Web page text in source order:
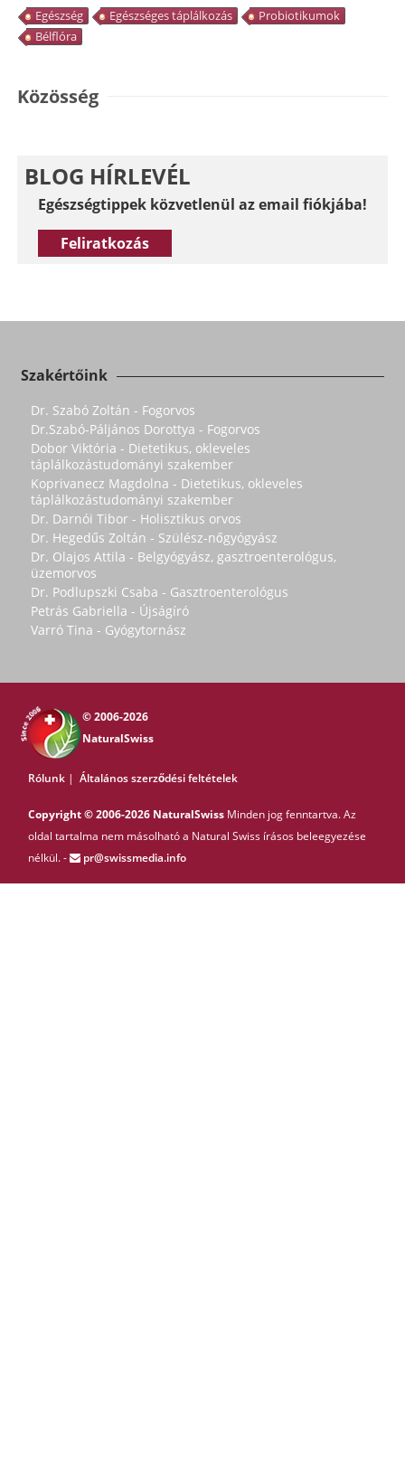
Egészség Egészséges táplálkozás
Probiotikumok
Bélflóra
Közösség
BLOG HÍRLEVÉL
Egészségtippek közvetlenül az email fiókjába!
Feliratkozás
Szakértőink
Dr. Szabó Zoltán - Fogorvos
Dr.Szabó-Páljános Dorottya - Fogorvos
Dobor Viktória - Dietetikus, okleveles
táplálkozástudományi szakember
Koprivanecz Magdolna - Dietetikus, okleveles
táplálkozástudományi szakember
Dr. Darnói Tibor - Holisztikus orvos
Dr. Hegedűs Zoltán - Szülész-nőgyógyász
Dr. Olajos Attila - Belgyógyász, gasztroenterológus,
üzemorvos
Dr. Podlupszki Csaba - Gasztroenterológus
Petrás Gabriella - Újságíró
Varró Tina - Gyógytornász
© 2006-2026
NaturalSwiss
Rólunk | Általános szerződési feltételek
Copyright © 2006-2026 NaturalSwiss Minden jog fenntartva. Az
oldal tartalma nem másolható a Natural Swiss írásos beleegyezése
nélkül. -
pr@swissmedia.info